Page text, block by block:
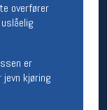
overfører
er
kjøring